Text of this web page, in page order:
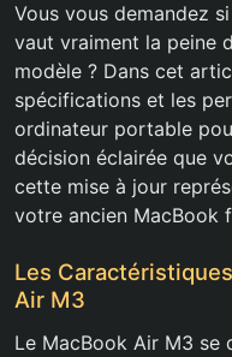
Vous vous demandez
vaut vraiment la peine
modèle ? Dans cet
spécifications et les
ordinateur portable
décision éclairée que
cette mise à jour
votre ancien MacBook
Les
Air M3
Le MacBook Air M3 se